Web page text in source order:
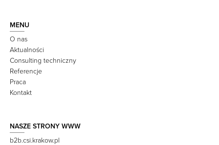
MENU
O nas
Aktualności
Consulting techniczny
Referencje
Praca
Kontakt
NASZE STRONY WWW
b2b.csi.krakow.pl